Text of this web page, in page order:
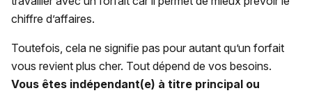
chiffre d’affaires.
Toutefois, cela ne signifie pas pour autant qu’un forfait
vous revient plus cher. Tout dépend de vos besoins.
Vous êtes indépendant(e) à titre principal ou